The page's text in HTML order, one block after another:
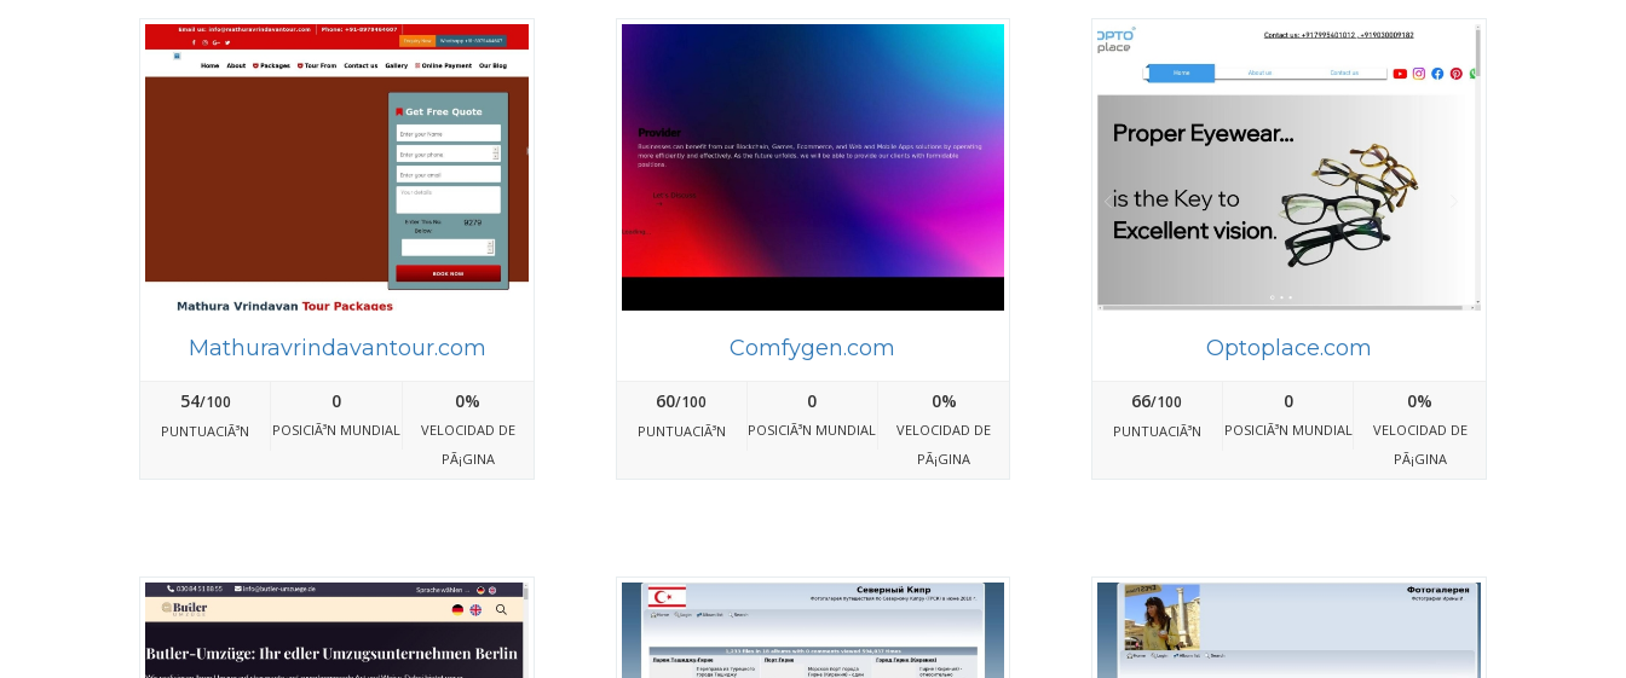
Mathuravrindavantour.com
54/100
PUNTUACIÃ³N
0
POSICIÃ³N MUNDIAL
0%
VELOCIDAD DE
PÃ¡GINA
Comfygen.com
60/100
PUNTUACIÃ³N
0
POSICIÃ³N MUNDIAL
0%
VELOCIDAD DE
PÃ¡GINA
Optoplace.com
66/100
PUNTUACIÃ³N
0
POSICIÃ³N MUNDIAL
0%
VELOCIDAD DE
PÃ¡GINA